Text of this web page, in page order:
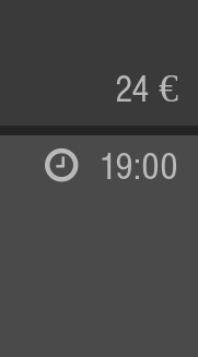
24 €
19:00